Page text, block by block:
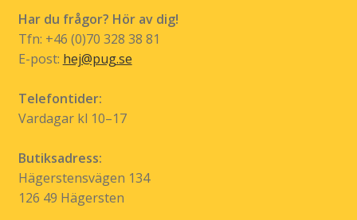
Har du frågor? Hör av dig!
Tfn: +46 (0)70 328 38 81
E-post: hej@pug.se
Telefontider:
Vardagar kl 10–17
Butiksadress:
Hägerstensvägen 134
126 49 Hägersten